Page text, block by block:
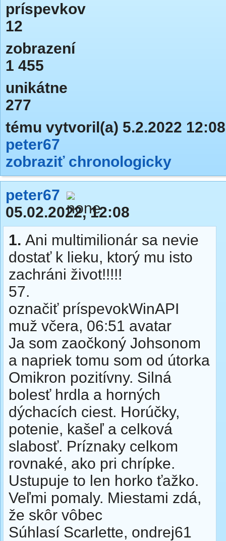
príspevkov
12
zobrazení
1 455
unikátne
277
tému vytvoril(a) 5.2.2022 12:08
peter67
zobraziť chronologicky
peter67
05.02.2022, 12:08
1. Ani multimilionár sa nevie
dostať k lieku, ktorý mu isto
zachráni život!!!!!
57.
označiť príspevokWinAPI
muž včera, 06:51 avatar
Ja som zaočkoný Johsonom
a napriek tomu som od útorka
Omikron pozitívny. Silná
bolesť hrdla a horných
dýchacích ciest. Horúčky,
potenie, kašeľ a celková
slabosť. Príznaky celkom
rovnaké, ako pri chrípke.
Ustupuje to len horko ťažko.
Veľmi pomaly. Miestami zdá,
že skôr vôbec
Súhlasí Scarlette, ondrej61